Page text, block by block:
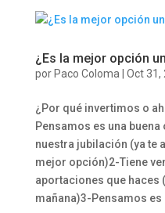
¿Es la mejor opción
por Paco Coloma Oct 31,
¿Por qué invertimos o
Pensamos es una
nuestra jubilación (ya te
mejor opción)2-Tiene
aportaciones que haces
mañana)3-Pensamos es